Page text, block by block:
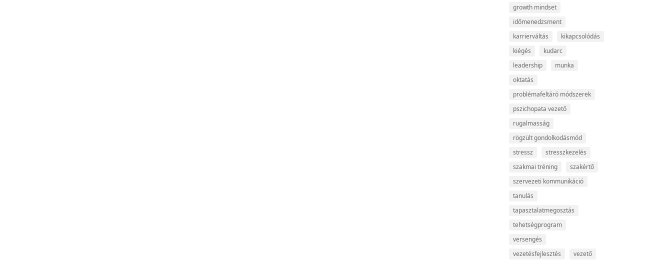
growth mindset
időmenedzsment
karrierváltás
kikapcsolódás
kiégés
kudarc
leadership
munka
oktatás
problémafeltáró módszerek
pszichopata vezető
rugalmasság
rögzült gondolkodásmód
stressz
stresszkezelés
szakmai tréning
szakértő
szervezeti kommunikáció
tanulás
tapasztalatmegosztás
tehetségprogram
versengés
vezetésfejlesztés
vezető